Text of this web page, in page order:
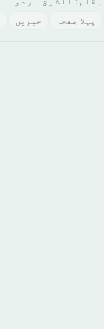
پہلا صفحہ خبريں